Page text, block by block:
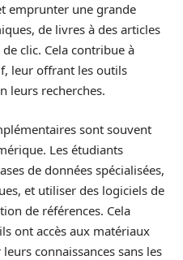
emprunter une grande
de livres à des articles
clic. Cela contribue à
leur offrant les outils
leurs recherches.
sont souvent
Les étudiants
de données spécialisées,
et utiliser des logiciels de
de références. Cela
ont accès aux matériaux
connaissances sans les